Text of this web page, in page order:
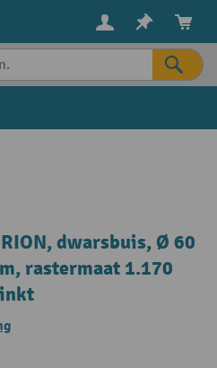
dwarsbuis, Ø 60
rastermaat 1.170